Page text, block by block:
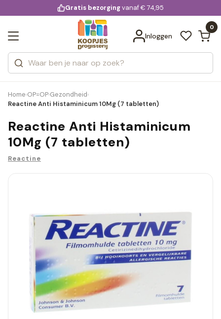
voor 20:00 uur besteld
Gratis bezorgingvanaf € 74,95
Inloggen
0
Zoeken
Categorieën
Merken
Bekijk alle resultaten
Home›OP=OP›Gezondheid›
Reactine Anti Histaminicum 10Mg (7 tabletten)
Reactine Anti Histaminicum
10Mg (7 tabletten)
Reactine